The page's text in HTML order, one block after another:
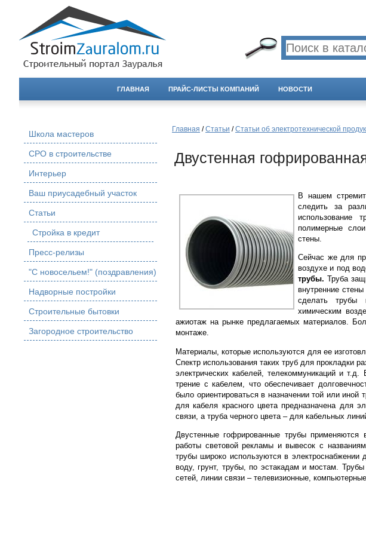
ГЛАВНАЯ ПРАЙС-ЛИСТЫ КОМПАНИЙ НОВОСТИ
Школа мастеров
СРО в строительстве
Интерьер
Ваш приусадебный участок
Статьи
Стройка в кредит
Пресс-релизы
"С новосельем!" (поздравления)
Надворные постройки
Строительные бытовки
Загородное строительство
Главная /Статьи /Статьи об электротехнической
Двустенная
В нашем
следить за
использование
полимерные
стены.
Сейчас же для
воздухе и под
трубы. Труба
внутренние
сделать трубы
химическим
ажиотаж на рынке предлагаемых материалов.
монтаже.
Материалы, которые используются для ее
Спектр использования таких труб для прокладки
электрических кабелей, телекоммуникаций и
трение с кабелем, что обеспечивает
было ориентироваться в назначении той или иной
для кабеля красного цвета предназначена для
связи, а труба черного цвета – для кабельных
Двустенные гофрированные трубы
работы световой рекламы и вывесок с
трубы широко используются в
воду, грунт, трубы, по эстакадам и мостам.
сетей, линии связи – телевизионные,